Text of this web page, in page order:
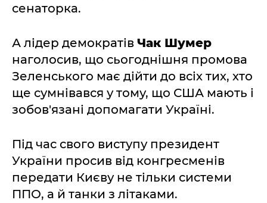
сенаторка.
А лідер демократів Чак Шумер
наголосив, що сьогоднішня промова
Зеленського має дійти до всіх тих, хто
ще сумнівався у тому, що США мають і
зобов'язані допомагати Україні.
Під час свого виступу президент
України просив від конгресменів
передати Києву не тільки системи
ППО, а й танки з літаками.